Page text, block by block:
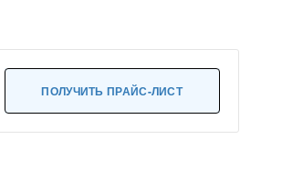
ПОЛУЧИТЬ ПРАЙС-ЛИСТ